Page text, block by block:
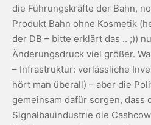
die Führungskräfte der Bahn,
Produkt Bahn ohne Kosmetik
der DB – bitte erklärt das .. ;))
Änderungsdruck viel größer.
– Infrastruktur: verlässliche
hört man überall) – aber die
gemeinsam dafür sorgen, dass
Signalbauindustrie die